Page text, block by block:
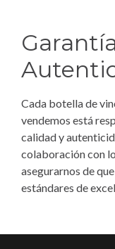
Cada botella de
vendemos está
calidad y
colaboración con
asegurarnos de
estándares de